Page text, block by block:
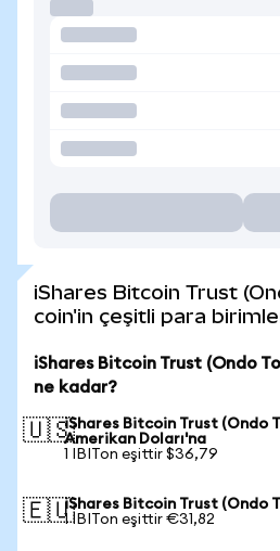
iShares Bitcoin Trust
coin'in çeşitli para
iShares Bitcoin Trust (Ondo
ne kadar?
🇺🇸iShares Bitcoin Trust (Ondo
Amerikan Doları'na
1 IBITon eşittir $36,79
🇪🇺iShares Bitcoin Trust (Ondo
1 IBITon eşittir €31,82